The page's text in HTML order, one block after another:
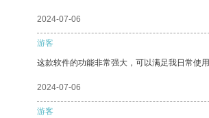
2024-07-06
游客
这款软件的功能非常强大，可以满足我日常使用
2024-07-06
游客